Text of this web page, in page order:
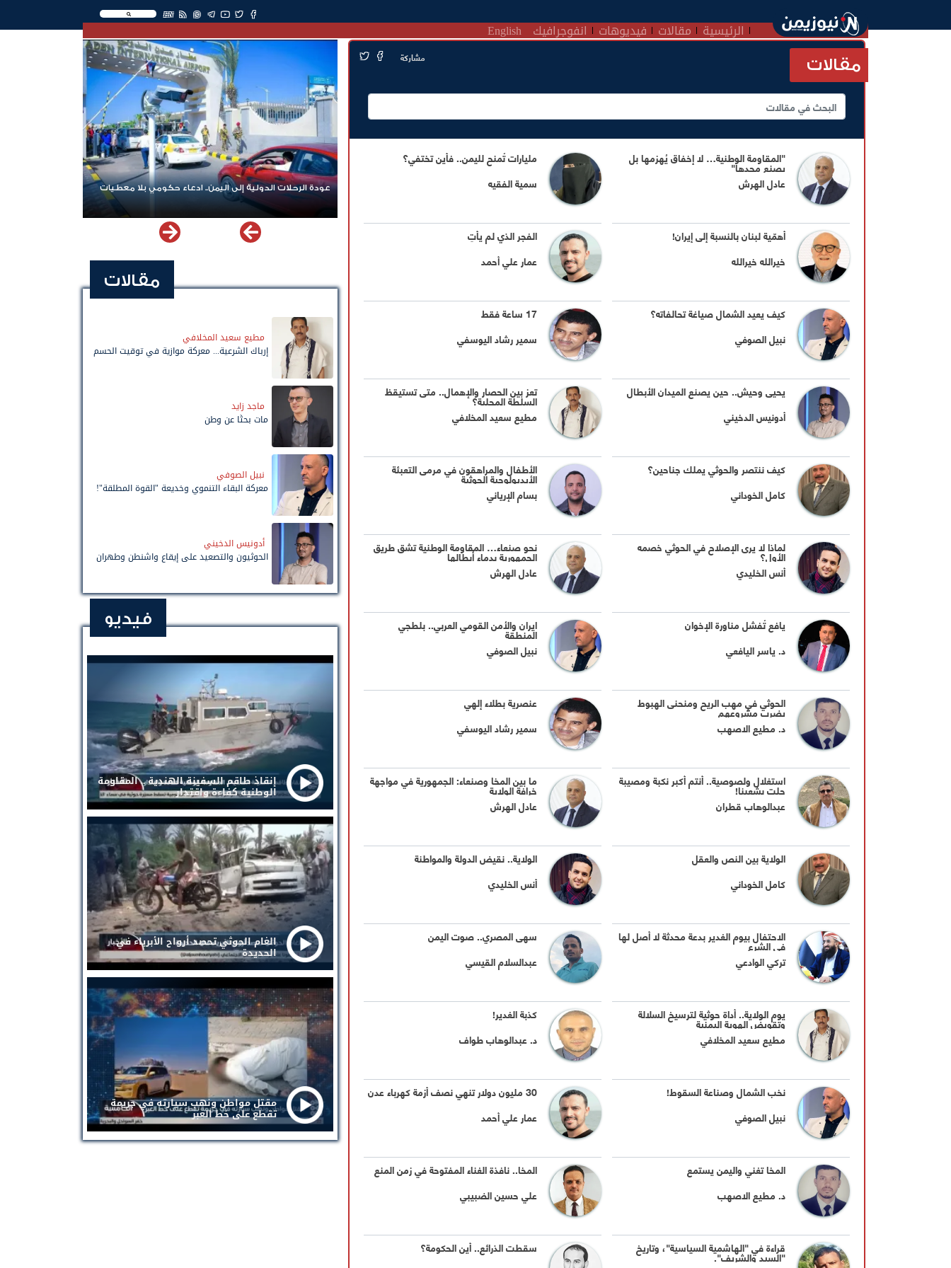
EN
الرئيسية مقالات فيديوهات انفوجرافيك English
مقالات مشاركة
"المقاومة الوطنية… لا إخفاق يُهزمها بل
يصنع مجدها"
عادل الهرش
مليارات تُمنح لليمن.. فأين تختفي؟
سمية الفقيه
أهمّية لبنان بالنسبة إلى إيران!
خيرالله خيرالله
الفجر الذي لم يأتِ
عمار علي أحمد
كيف يعيد الشمال صياغة تحالفاته؟
نبيل الصوفي
17 ساعة فقط
سمير رشاد اليوسفي
يحيى وحيش.. حين يصنع الميدان الأبطال
أدونيس الدخيني
تعز بين الحصار والإهمال.. متى تستيقظ
السلطة المحلية؟
مطيع سعيد المخلافي
كيف ننتصر والحوثي يملك جناحين؟
كامل الخوداني
الأطفال والمراهقون في مرمى التعبئة
الأيديولوجية الحوثية
بسام الإرياني
لماذا لا يرى الإصلاح في الحوثي خصمه
الأول؟
أنس الخليدي
نحو صنعاء… المقاومة الوطنية تشق طريق
الجمهورية بدماء أبطالها
عادل الهرش
يافع تُفشل مناورة الإخوان
د. ياسر اليافعي
ايران والأمن القومي العربي.. بلطجي
المنطقة
نبيل الصوفي
الحوثي في مهب الريح ومنحنى الهبوط
يضرب مشروعهم
د. مطيع الاصهب
عنصرية بطلاء إلهي
سمير رشاد اليوسفي
استغلال ولصوصية.. أنتم أكبر نكبة ومصيبة
حلت بشعبنا!
عبدالوهاب قطران
ما بين المخا وصنعاء: الجمهورية في مواجهة
خرافة الولاية
عادل الهرش
الولاية بين النص والعقل
كامل الخوداني
الولاية.. نقيض الدولة والمواطنة
أنس الخليدي
الاحتفال بيوم الغدير بدعة محدثة لا أصل لها
في الشرع
تركي الوادعي
سهى المصري.. صوت اليمن
عبدالسلام القيسي
يوم الولاية.. أداة حوثية لترسيخ السلالة
وتقويض الهوية اليمنية
مطيع سعيد المخلافي
كذبة الغدير!
د. عبدالوهاب طواف
نخب الشمال وصناعة السقوط!
نبيل الصوفي
30 مليون دولار تنهي نصف أزمة كهرباء عدن
عمار علي أحمد
المخا تغني واليمن يستمع
د. مطيع الاصهب
المخا.. نافذة الغناء المفتوحة في زمن المنع
علي حسين الضبيبي
قراءة في "الهاشمية السياسية"، وتاريخ
"السيد والشريف".
سقطت الذرائع.. أين الحكومة؟
عودة الرحلات الدولية إلى اليمن.. ادعاء حكومي بلا معطيات
مقالات
مطيع سعيد المخلافي
إرباك الشرعية... معركة موازية في توقيت الحسم
ماجد زايد
مات بحثًا عن وطن
نبيل الصوفي
معركة البقاء التنموي وخديعة "القوة المطلقة"!
أدونيس الدخيني
الحوثيون والتصعيد على إيقاع واشنطن وطهران
فيديو
إنقاذ طاقم السفينة الهندية .. المقاومة
الوطنية كفاءة واقتدار
الغام الحوثي تحصد أرواح الأبرياء في
الحديدة
مقتل مواطن ونهب سيارته في جريمة
تقطع على خط العبر